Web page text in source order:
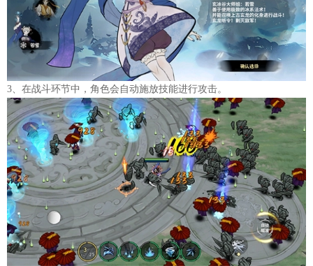
3、在战斗环节中，角色会自动施放技能进行攻击。